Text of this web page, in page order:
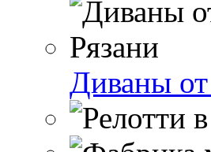
Диваны от